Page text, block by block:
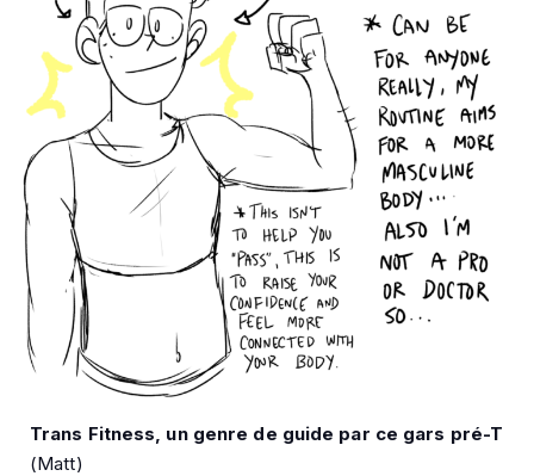
Trans Fitness, un genre de guide par ce gars pré-T
(Matt)